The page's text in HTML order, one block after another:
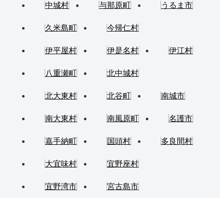
中城村 与那原町 うるま市
久米島町 今帰仁村
伊平屋村 伊是名村 伊江村
八重瀬町 北中城村
北大東村 北谷町 南城市
南大東村 南風原町 名護市
嘉手納町 国頭村 多良間村
大宜味村 宜野座村
宜野湾市 宮古島市